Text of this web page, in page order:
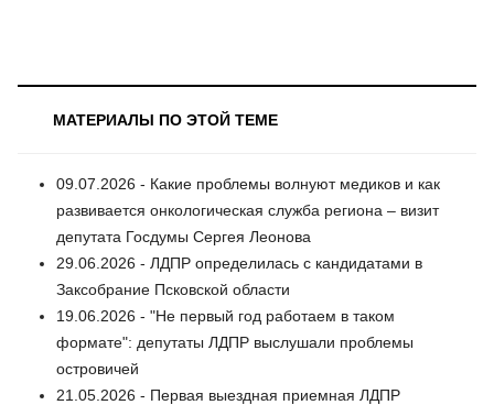
МАТЕРИАЛЫ ПО ЭТОЙ ТЕМЕ
09.07.2026 - Какие проблемы волнуют медиков и как
развивается онкологическая служба региона – визит
депутата Госдумы Сергея Леонова
29.06.2026 - ЛДПР определилась с кандидатами в
Заксобрание Псковской области
19.06.2026 - "Не первый год работаем в таком
формате": депутаты ЛДПР выслушали проблемы
островичей
21.05.2026 - Первая выездная приемная ЛДПР